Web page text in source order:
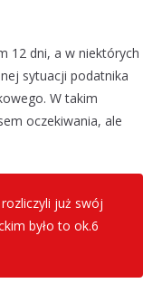
12 dni, a w niektórych
sytuacji podatnika
W takim
oczekiwania, ale
już swój
było to ok.6